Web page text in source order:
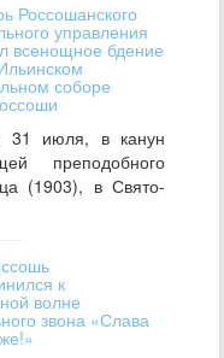
Россошанского
управления
всенощное бдение
соборе
31 июля, в канун
преподобного
(1903), в Свято-
к
волне
звона «Слава